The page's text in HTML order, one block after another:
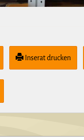
Inserat drucken